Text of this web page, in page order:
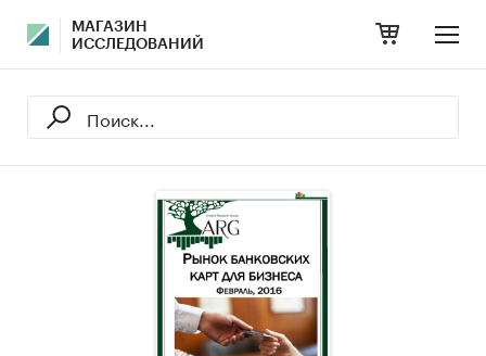
МАГАЗИН
ИССЛЕДОВАНИЙ